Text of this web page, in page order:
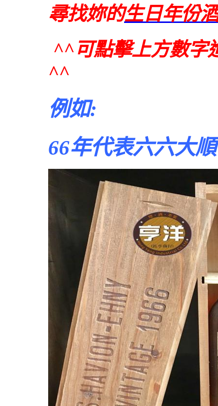
尋找妳的生日年份
^^可點擊上方數字
^^
例如:
66年代表六六大順